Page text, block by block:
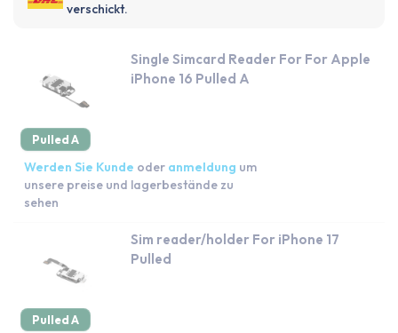
verschickt.
Pulled A
Single Simcard Reader For For Apple
iPhone 16 Pulled A
Werden Sie Kunde oder anmeldung um
unsere preise und lagerbestände zu
sehen
Pulled A
Sim reader/holder For iPhone 17
Pulled